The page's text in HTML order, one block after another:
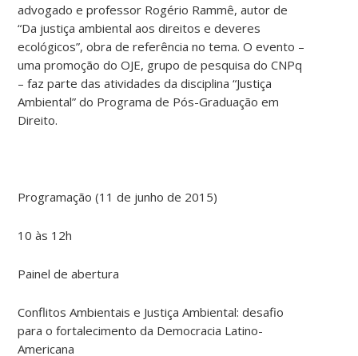
advogado e professor Rogério Rammê, autor de
“Da justiça ambiental aos direitos e deveres
ecológicos”, obra de referência no tema. O evento –
uma promoção do OJE, grupo de pesquisa do CNPq
– faz parte das atividades da disciplina “Justiça
Ambiental” do Programa de Pós-Graduação em
Direito.
Programação (11 de junho de 2015)
10 às 12h
Painel de abertura
Conflitos Ambientais e Justiça Ambiental: desafio
para o fortalecimento da Democracia Latino-
Americana